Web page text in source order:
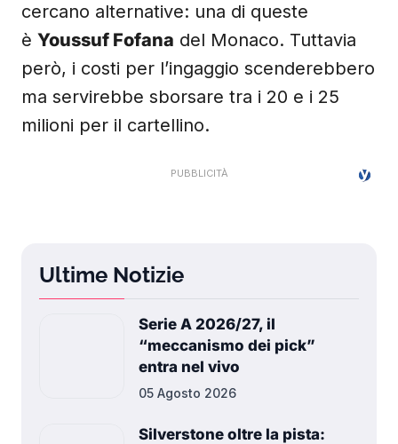
cercano alternative: una di queste
è Youssuf Fofana del Monaco. Tuttavia
però, i costi per l’ingaggio scenderebbero
ma servirebbe sborsare tra i 20 e i 25
milioni per il cartellino.
Ultime Notizie
Serie A 2026/27, il
“meccanismo dei pick”
entra nel vivo
05 Agosto 2026
Silverstone oltre la pista: